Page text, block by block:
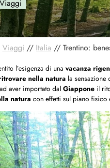
Viaggi
Viaggi // Italia // Trentino:
l’esigenza di una vacanza
nella natura la sensazione
aver importato dal Giappone il
natura con effetti sul piano fisico